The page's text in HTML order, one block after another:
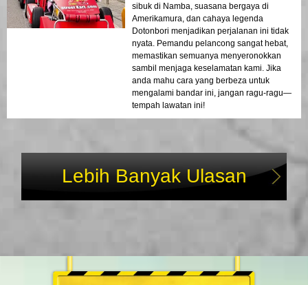
sibuk di Namba, suasana bergaya di
Amerikamura, dan cahaya legenda
Dotonbori menjadikan perjalanan ini tidak
nyata. Pemandu pelancong sangat hebat,
memastikan semuanya menyeronokkan
sambil menjaga keselamatan kami. Jika
anda mahu cara yang berbeza untuk
mengalami bandar ini, jangan ragu-ragu—
tempah lawatan ini!
Lebih Banyak Ulasan